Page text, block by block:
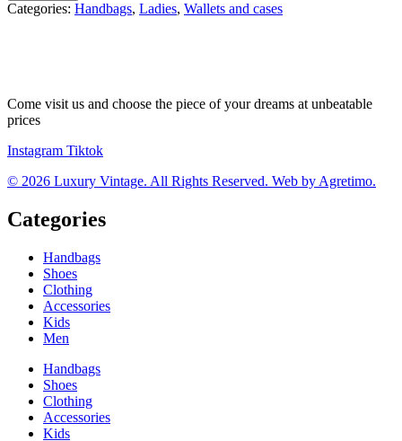
Categories: Handbags, Ladies, Wallets and cases
Come visit us and choose the piece of your dreams at unbeatable
prices
Instagram Tiktok
© 2026 Luxury Vintage. All Rights Reserved. Web by Agretimo.
Categories
Handbags
Shoes
Clothing
Accessories
Kids
Men
Handbags
Shoes
Clothing
Accessories
Kids